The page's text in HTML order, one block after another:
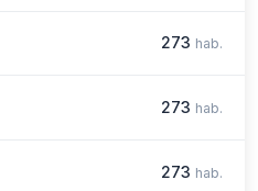
273 hab.
273 hab.
273 hab.